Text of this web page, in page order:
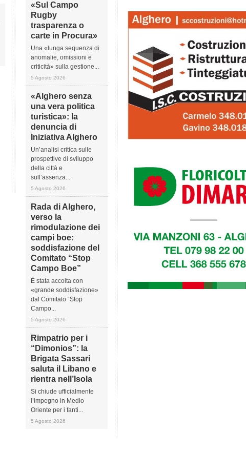
«Sul Campo
Rugby
trasparenza o
carte in Procura»
Una «lunga sequenza di
anomalie, omissioni e
criticità» sulla gestione...
5 Agosto 2026
«Alghero senza
una vera politica
turistica»: la
denuncia di
Iniziativa Alghero
Un’analisi critica sulle
prospettive di sviluppo
della città e
sull’assenza...
5 Agosto 2026
Rada di Alghero,
verso la
rimodulazione dei
campi boe:
soddisfazione del
Comitato “Stop
Campo Boe”
È stata accolta con
«grande soddisfazione»
dal Comitato “Stop
Campo...
5 Agosto 2026
Rimpatrio per i
“Dimonios”: la
Brigata Sassari
saluta il Libano e
rientra nell’Isola
Si chiude ufficialmente
l’impegno in Medio
Oriente per i fanti...
5 Agosto 2026